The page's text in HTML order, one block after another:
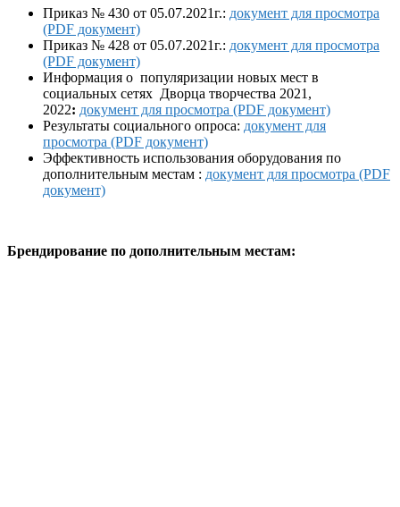
Приказ № 430 от 05.07.2021г.: документ для просмотра
(PDF документ)
Приказ № 428 от 05.07.2021г.: документ для просмотра
(PDF документ)
Информация о популяризации новых мест в
социальных сетях Дворца творчества 2021,
2022: документ для просмотра (PDF документ)
Результаты социального опроса: документ для
просмотра (PDF документ)
Эффективность использования оборудования по
дополнительным местам : документ для просмотра (PDF
документ)
Брендирование по дополнительным местам: